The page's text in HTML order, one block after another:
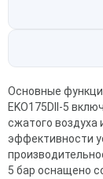
Основные
EKO175DII-5
сжатого
эффективности
5 бар оснащено